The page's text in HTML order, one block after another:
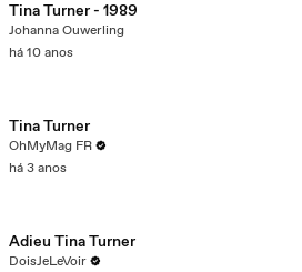
Tina Turner - 1989
Johanna Ouwerling
há 10 anos
Tina Turner
OhMyMag FR
há 3 anos
Adieu Tina Turner
DoisJeLeVoir